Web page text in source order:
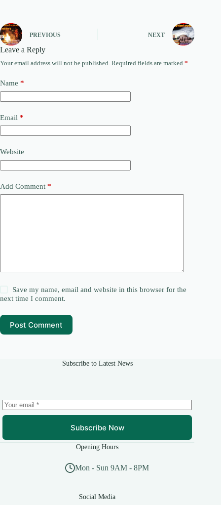
PREVIOUS NEXT
Leave a Reply
Your email address will not be published. Required fields are marked *
Name *
Email *
Website
Add Comment *
Save my name, email and website in this browser for the
next time I comment.
Post Comment
Subscribe to Latest News
Subscribe Now
Opening Hours
Mon - Sun 9AM - 8PM
Social Media